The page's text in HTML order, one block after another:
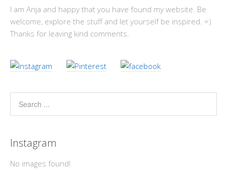
I am Anja and happy that you have found my website. Be
welcome, explore the stuff and let yourself be inspired. =)
Thanks for leaving kind comments.
Instagram
No images found!